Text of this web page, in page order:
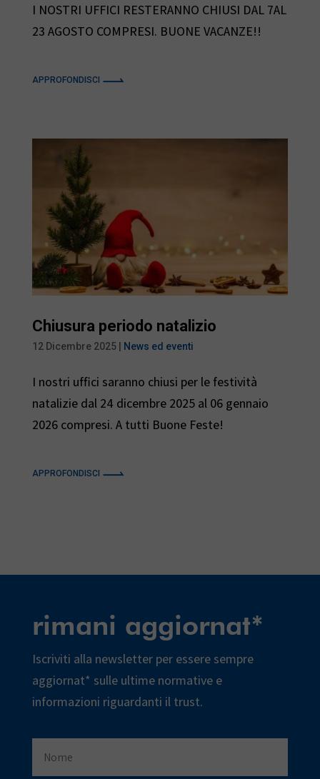
n
I NOSTRI UFFICI RESTERANNO CHIUSI DAL 7AL
23 AGOSTO COMPRESI. BUONE VACANZE!!
APPROFONDISCI
Chiusura periodo natalizio
12 Dicembre 2025| News ed eventi
I nostri uffici saranno chiusi per le festività
natalizie dal 24 dicembre 2025 al 06 gennaio
2026 compresi. A tutti Buone Feste!
APPROFONDISCI
rimani aggiornat*
Iscriviti alla newsletter per essere sempre
aggiornat* sulle ultime normative e
informazioni riguardanti il trust.